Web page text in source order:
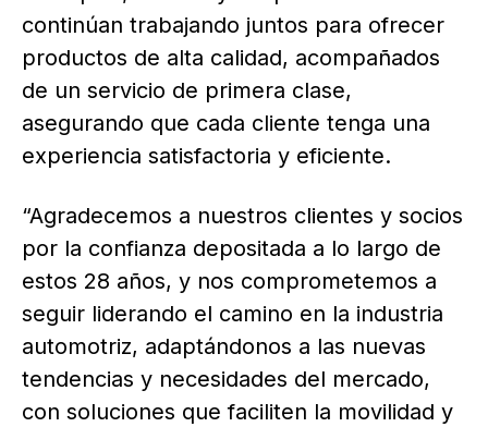
continúan trabajando juntos para ofrecer
productos de alta calidad, acompañados
de un servicio de primera clase,
asegurando que cada cliente tenga una
experiencia satisfactoria y eficiente.
“Agradecemos a nuestros clientes y socios
por la confianza depositada a lo largo de
estos 28 años, y nos comprometemos a
seguir liderando el camino en la industria
automotriz, adaptándonos a las nuevas
tendencias y necesidades del mercado,
con soluciones que faciliten la movilidad y